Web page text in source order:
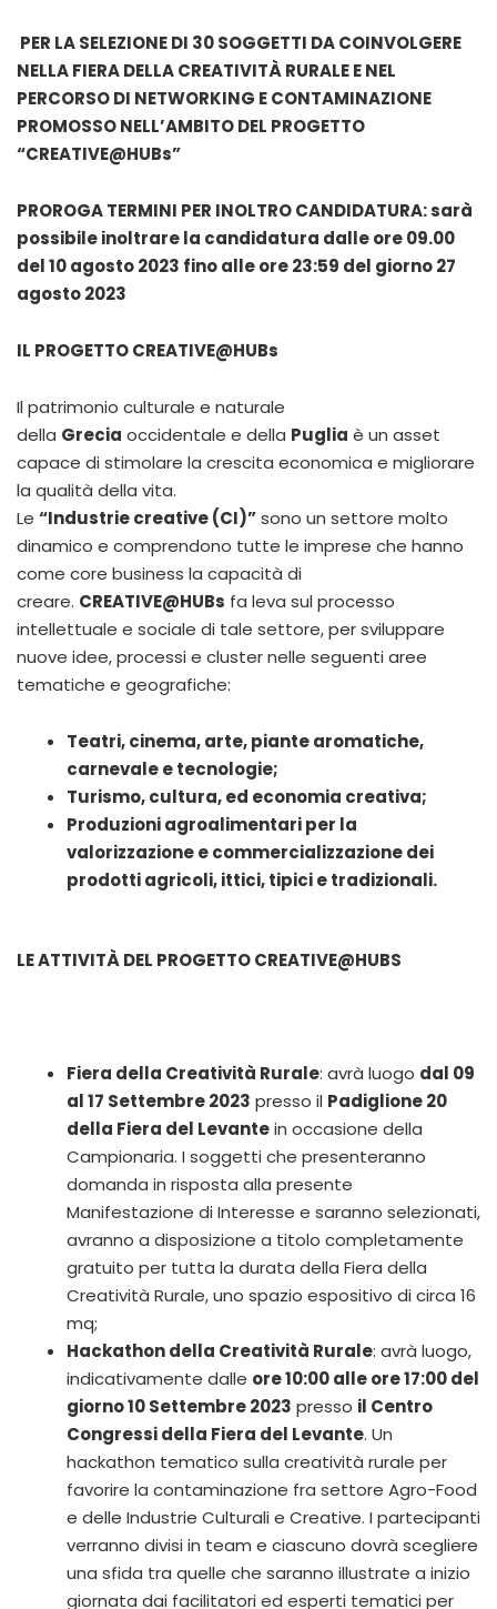
PER LA SELEZIONE DI 30 SOGGETTI DA COINVOLGERE
NELLA FIERA DELLA CREATIVITÀ RURALE E NEL
PERCORSO DI NETWORKING E CONTAMINAZIONE
PROMOSSO NELL’AMBITO DEL PROGETTO
“CREATIVE@HUBs”
PROROGA TERMINI PER INOLTRO CANDIDATURA: sarà
possibile inoltrare la candidatura dalle ore 09.00
del 10 agosto 2023 fino alle ore 23:59 del giorno 27
agosto 2023
IL PROGETTO CREATIVE@HUBs
Il patrimonio culturale e naturale
della Grecia occidentale e della Puglia è un asset
capace di stimolare la crescita economica e migliorare
la qualità della vita.
Le “Industrie creative (CI)”sono un settore molto
dinamico e comprendono tutte le imprese che hanno
come core business la capacità di
creare. CREATIVE@HUBs fa leva sul processo
intellettuale e sociale di tale settore, per sviluppare
nuove idee, processi e cluster nelle seguenti aree
tematiche e geografiche:
Teatri, cinema, arte, piante aromatiche,
carnevale e tecnologie;
Turismo, cultura, ed economia creativa;
Produzioni agroalimentari per la
valorizzazione e commercializzazione dei
prodotti agricoli, ittici, tipici e tradizionali.
LE ATTIVITÀ DEL PROGETTO CREATIVE@HUBS
Fiera della Creatività Rurale: avrà luogo dal 09
al 17 Settembre 2023 presso il Padiglione 20
della Fiera del Levantein occasione della
Campionaria. I soggetti che presenteranno
domanda in risposta alla presente
Manifestazione di Interesse e saranno selezionati,
avranno a disposizione a titolo completamente
gratuito per tutta la durata della Fiera della
Creatività Rurale, uno spazio espositivo di circa 16
mq;
Hackathon della Creatività Rurale: avrà luogo,
indicativamente dalle ore 10:00 alle ore 17:00 del
giorno 10 Settembre 2023 presso il Centro
Congressi della Fiera del Levante. Un
hackathon tematico sulla creatività rurale per
favorire la contaminazione fra settore Agro-Food
e delle Industrie Culturali e Creative. I partecipanti
verranno divisi in team e ciascuno dovrà scegliere
una sfida tra quelle che saranno illustrate a inizio
giornata dai facilitatori ed esperti tematici per